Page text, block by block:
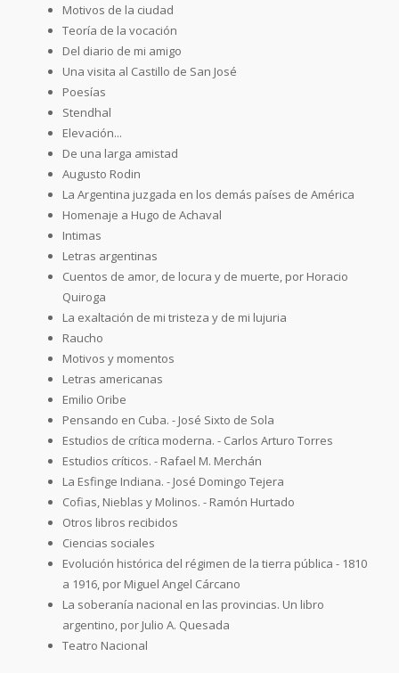
Motivos de la ciudad
Teoría de la vocación
Del diario de mi amigo
Una visita al Castillo de San José
Poesías
Stendhal
Elevación...
De una larga amistad
Augusto Rodin
La Argentina juzgada en los demás países de América
Homenaje a Hugo de Achaval
Intimas
Letras argentinas
Cuentos de amor, de locura y de muerte, por Horacio
Quiroga
La exaltación de mi tristeza y de mi lujuria
Raucho
Motivos y momentos
Letras americanas
Emilio Oribe
Pensando en Cuba. - José Sixto de Sola
Estudios de crítica moderna. - Carlos Arturo Torres
Estudios críticos. - Rafael M. Merchán
La Esfinge Indiana. - José Domingo Tejera
Cofias, Nieblas y Molinos. - Ramón Hurtado
Otros libros recibidos
Ciencias sociales
Evolución histórica del régimen de la tierra pública - 1810
a 1916, por Miguel Angel Cárcano
La soberanía nacional en las provincias. Un libro
argentino, por Julio A. Quesada
Teatro Nacional